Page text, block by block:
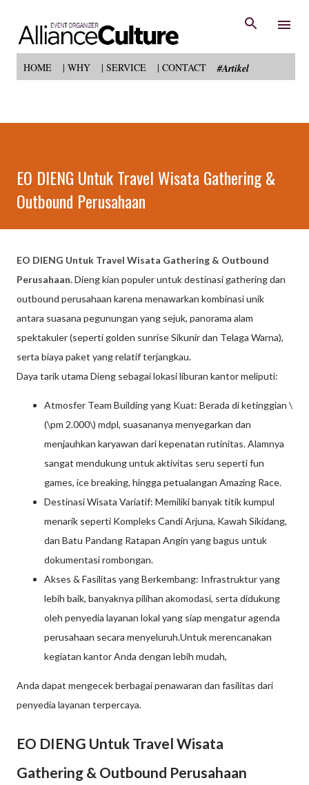
HOME | WHY | SERVICE | CONTACT #Artikel
EO DIENG Untuk Travel Wisata Gathering &
Outbound Perusahaan
EO DIENG Untuk Travel Wisata Gathering & Outbound
Perusahaan.Dieng kian populer untuk destinasi gathering dan
outbound perusahaan karena menawarkan kombinasi unik
antara suasana pegunungan yang sejuk, panorama alam
spektakuler (seperti golden sunrise Sikunir dan Telaga Warna),
serta biaya paket yang relatif terjangkau.
Daya tarik utama Dieng sebagai lokasi liburan kantor meliputi:
Atmosfer Team Building yang Kuat: Berada di ketinggian \
(\pm 2.000\) mdpl, suasananya menyegarkan dan
menjauhkan karyawan dari kepenatan rutinitas. Alamnya
sangat mendukung untuk aktivitas seru seperti fun
games, ice breaking, hingga petualangan Amazing Race.
Destinasi Wisata Variatif: Memiliki banyak titik kumpul
menarik seperti Kompleks Candi Arjuna, Kawah Sikidang,
dan Batu Pandang Ratapan Angin yang bagus untuk
dokumentasi rombongan.
Akses & Fasilitas yang Berkembang: Infrastruktur yang
lebih baik, banyaknya pilihan akomodasi, serta didukung
oleh penyedia layanan lokal yang siap mengatur agenda
perusahaan secara menyeluruh.Untuk merencanakan
kegiatan kantor Anda dengan lebih mudah,
Anda dapat mengecek berbagai penawaran dan fasilitas dari
penyedia layanan terpercaya.
EO DIENG Untuk Travel Wisata
Gathering & Outbound Perusahaan